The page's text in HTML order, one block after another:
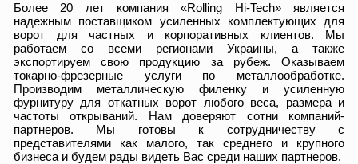
Более 20 лет компания «Rolling Hi-Tech» является
надежным поставщиком усиленных комплектующих для
ворот для частных и корпоративных клиентов. Мы
работаем со всеми регионами Украины, а также
экспортируем свою продукцию за рубеж. Оказываем
токарно-фрезерные услуги по металлообработке.
Производим металлическую филенку и усиленную
фурнитуру для откатных ворот любого веса, размера и
частоты открываний. Нам доверяют сотни компаний-
партнеров. Мы готовы к сотрудничеству с
представителями как малого, так среднего и крупного
бизнеса и будем рады видеть Вас среди наших партнеров.